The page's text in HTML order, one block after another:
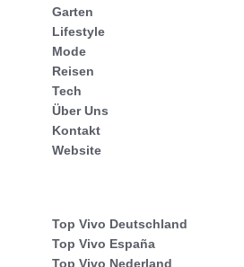
Garten
Lifestyle
Mode
Reisen
Tech
Über Uns
Kontakt
Website
Top Vivo Deutschland
Top Vivo España
Top Vivo Nederland